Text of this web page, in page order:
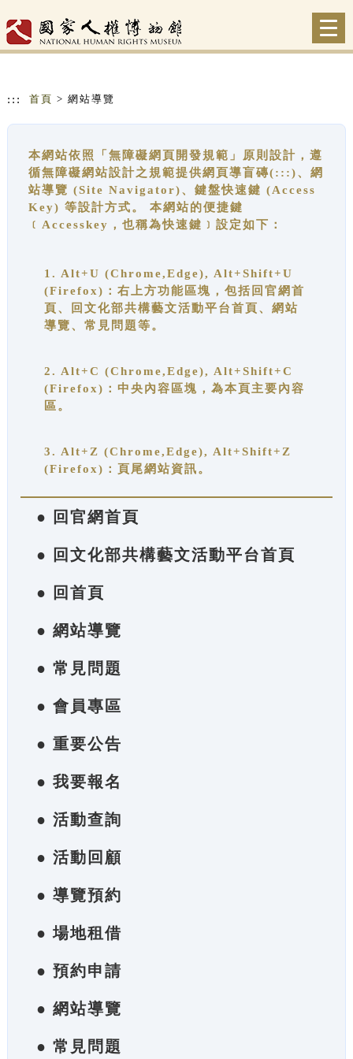
::: 首頁 > 網站導覽
本網站依照「無障礙網頁開發規範」原則設計，遵
循無障礙網站設計之規範提供網頁導盲磚(:::)、網
站導覽 (Site Navigator)、鍵盤快速鍵 (Access
Key) 等設計方式。 本網站的便捷鍵
﹝Accesskey，也稱為快速鍵﹞設定如下：
1. Alt+U (Chrome,Edge), Alt+Shift+U
(Firefox)：右上方功能區塊，包括回官網首
頁、回文化部共構藝文活動平台首頁、網站
導覽、常見問題等。
2. Alt+C (Chrome,Edge), Alt+Shift+C
(Firefox)：中央內容區塊，為本頁主要內容
區。
3. Alt+Z (Chrome,Edge), Alt+Shift+Z
(Firefox)：頁尾網站資訊。
● 回官網首頁
● 回文化部共構藝文活動平台首頁
● 回首頁
● 網站導覽
● 常見問題
● 會員專區
● 重要公告
● 我要報名
● 活動查詢
● 活動回顧
● 導覽預約
● 場地租借
● 預約申請
● 網站導覽
● 常見問題